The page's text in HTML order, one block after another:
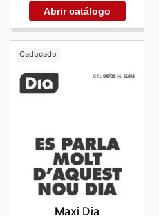
Abrir catálogo
Caducado
Maxi Dia